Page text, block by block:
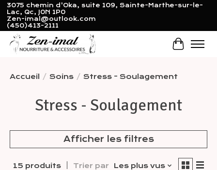
3075 chemin d'Oka, suite 109, Sainte-Marthe-sur-le-
Lac, Qc, J0N 1P0
Zen-imal@outlook.com
(450)413-2111
Panier
Accueil / Soins / Stress - Soulagement
Stress - Soulagement
Afficher les filtres
15 produits Trier par Les plus vus